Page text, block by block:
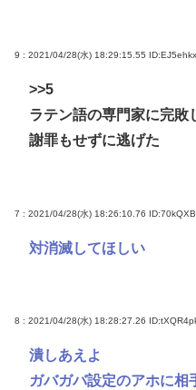
9 : 2021/04/28(水) 18:29:15.55
>>5
ラテン語の専門家に完敗
謝罪もせずに逃げた
7 : 2021/04/28(水) 18:26:10.76
対消滅してほしい
8 : 2021/04/28(水) 18:28:27.26
潰しあえよ
ガバガバ設定のアホに相